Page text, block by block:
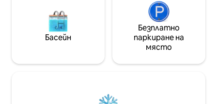
Басейн
Безплатно
паркиране на
място